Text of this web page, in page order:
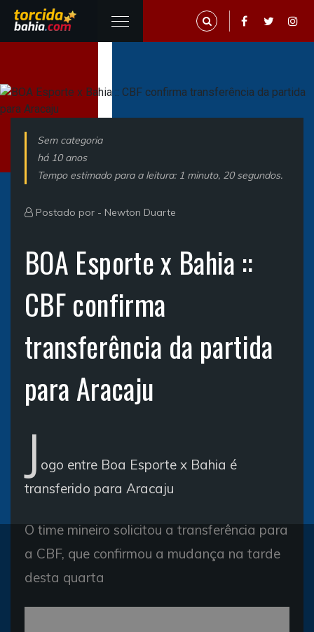
Sem categoria
há 10 anos
Tempo estimado para a leitura: 1 minuto, 20 segundos.
Postado por - Newton Duarte
BOA Esporte x Bahia ::
CBF confirma
transferência da partida
para Aracaju
J ogo entre Boa Esporte x Bahia é
transferido para Aracaju
O time mineiro solicitou a transferência para
a CBF, que confirmou a mudança na tarde
desta quarta